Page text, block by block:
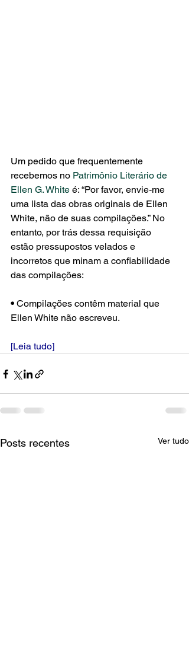
Um pedido que frequentemente
recebemos no Patrimônio Literário de
Ellen G. White é: “Por favor, envie-me
uma lista das obras originais de Ellen
White, não de suas compilações.” No
entanto, por trás dessa requisição
estão pressupostos velados e
incorretos que minam a confiabilidade
das compilações:
• Compilações contêm material que
Ellen White não escreveu.
[Leia tudo]
Posts recentes Ver tudo